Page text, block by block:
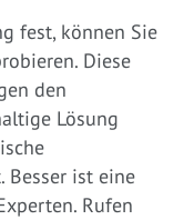
fest, können Sie
Diese
den
Lösung
ist eine
Rufen